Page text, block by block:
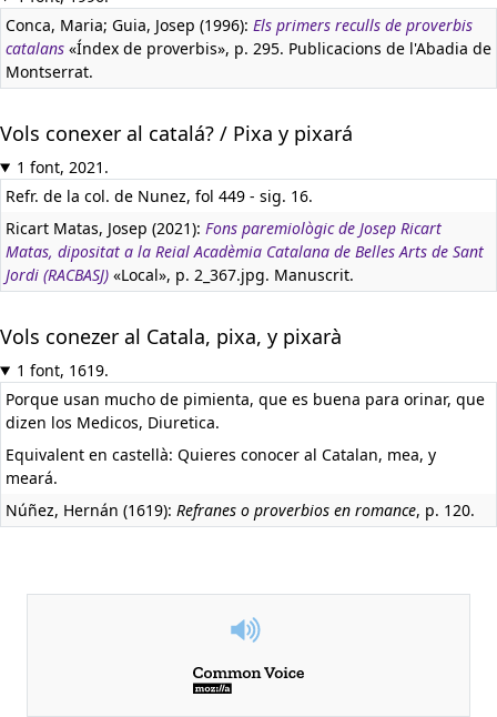
Conca, Maria; Guia, Josep (1996): Els primers reculls de proverbis
catalans «Índex de proverbis», p. 295. Publicacions de l'Abadia de
Montserrat.
Vols conexer al catalá? / Pixa y pixará
1 font, 2021.
Refr. de la col. de Nunez, fol 449 - sig. 16.
Ricart Matas, Josep (2021): Fons paremiològic de Josep Ricart
Matas, dipositat a la Reial Acadèmia Catalana de Belles Arts de Sant
Jordi (RACBASJ) «Local», p. 2_367.jpg. Manuscrit.
Vols conezer al Catala, pixa, y pixarà
1 font, 1619.
Porque usan mucho de pimienta, que es buena para orinar, que
dizen los Medicos, Diuretica.
Equivalent en castellà: Quieres conocer al Catalan, mea, y
meará.
Núñez, Hernán (1619): Refranes o proverbios en romance, p. 120.